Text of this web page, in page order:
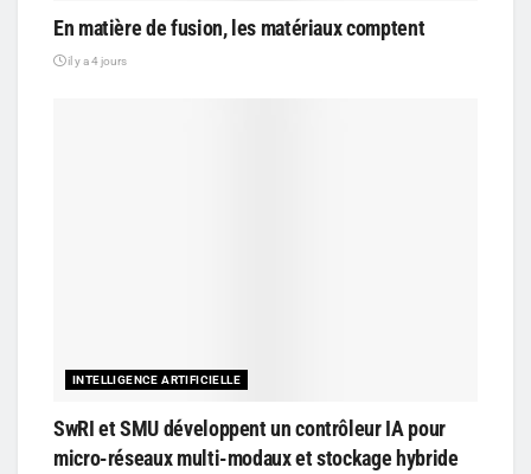
En matière de fusion, les matériaux comptent
il y a 4 jours
INTELLIGENCE ARTIFICIELLE
SwRI et SMU développent un contrôleur IA pour
micro-réseaux multi-modaux et stockage hybride